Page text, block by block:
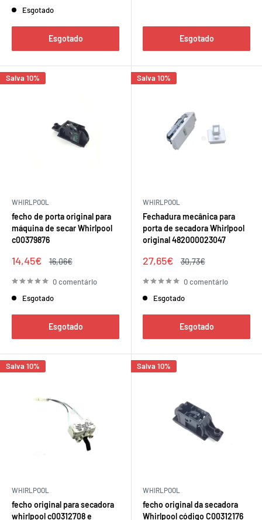
Esgotado
Esgotado Esgotado
Salva 10%
WHIRLPOOL
fecho de porta original para
máquina de secar Whirlpool
c00379876
Preço
venda
14,45€
Preço
16,06€
0 comentário
Esgotado
Esgotado
Salva 10%
WHIRLPOOL
Fechadura mecânica para
porta de secadora Whirlpool
original 482000023047
Preço
venda
27,65€
Preço
30,73€
0 comentário
Esgotado
Esgotado
Salva 10%
WHIRLPOOL
fecho original para secadora
whirlpool c00312708 e
Salva 10%
WHIRLPOOL
fecho original da secadora
Whirlpool código C00312176